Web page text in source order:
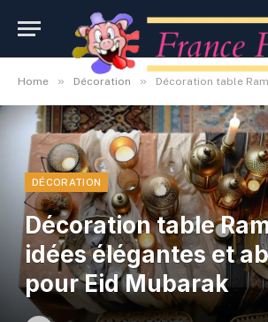
Home » Décoration » Décoration table Ramadan: idées
DÉCORATION
Décoration table
idées élégantes et
pour Eid Mubarak